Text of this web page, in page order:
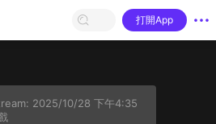
打開App
2025/10/28 下午4:35